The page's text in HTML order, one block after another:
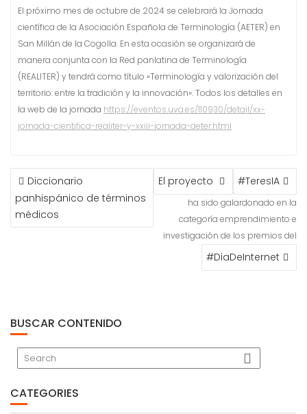
El próximo mes de octubre de 2024 se celebrará la Jornada
científica de la Asociación Española de Terminología (AETER) en
San Millán de la Cogolla. En esta ocasión se organizará de
manera conjunta con la Red panlatina de Terminología
(REALITER) y tendrá como título «Terminología y valorización del
territorio: entre la tradición y la innovación». Todos los detalles en
la web de la jornada https://eventos.uva.es/110930/detail/xx-
jornada-cientifica-realiter-y-xxiii-jornada-aeter.html
NAVEGACIÓN
DE
ENTRADAS
Diccionario
panhispánico de términos
médicos
El proyecto #TeresIA
ha sido galardonado en la
categoría emprendimiento e
investigación de los premios del
#DiaDeInternet
BUSCAR CONTENIDO
CATEGORIES